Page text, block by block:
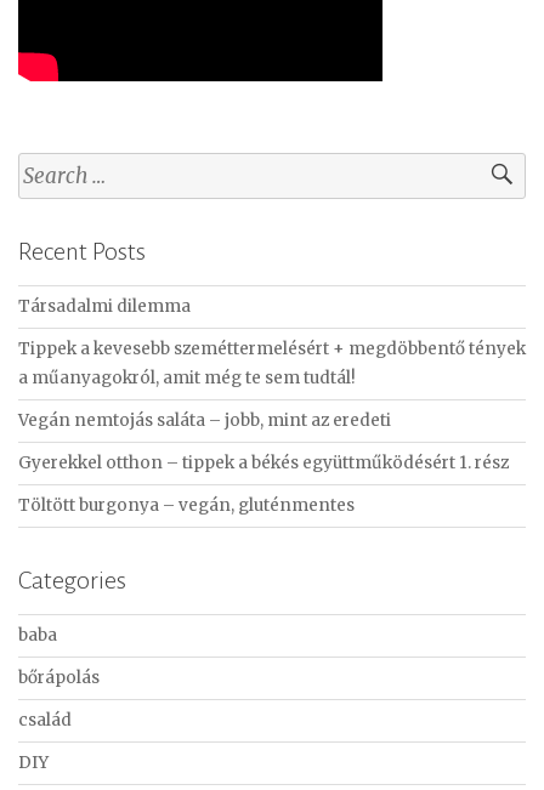
S
e
r
c
h
f
o
r
:
Recent Posts
Társadalmi dilemma
Tippek a kevesebb szeméttermelésért + megdöbbentő tények
a műanyagokról, amit még te sem tudtál!
Vegán nemtojás saláta – jobb, mint az eredeti
Gyerekkel otthon – tippek a békés együttműködésért 1. rész
Töltött burgonya – vegán, gluténmentes
Categories
baba
bőrápolás
család
DIY